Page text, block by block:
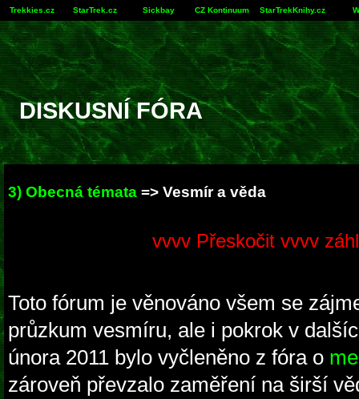
Trekkies.cz StarTrek.cz Sickbay CZ Kontinuum StarTrekKnihy.cz
DISKUSNÍ FÓRA
3) Obecná témata => Vesmír a věda
vvvv Přeskočit vvvv
Toto fórum je věnováno všem se
průzkum vesmíru, ale i pokrok v
února 2011 bylo vyčleněno z fóra o
zároveň převzalo zaměření na širší